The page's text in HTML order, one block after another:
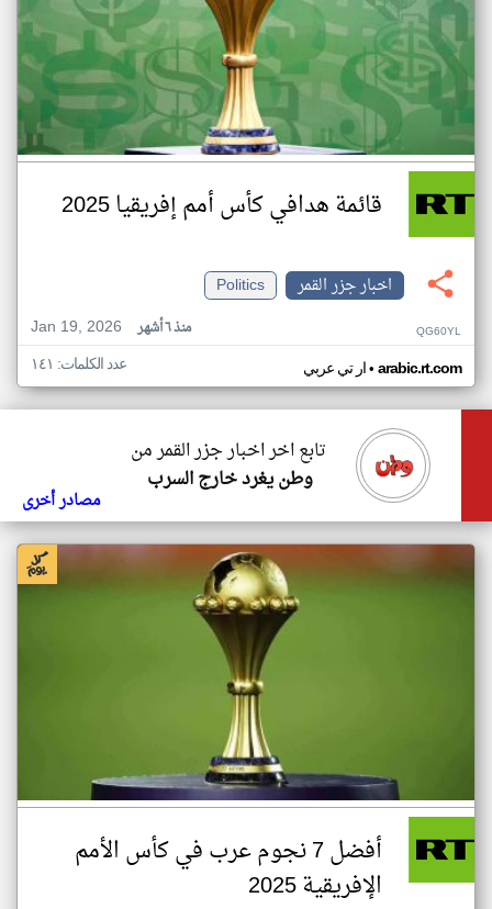
قائمة هدافي كأس أمم إفريقيا 2025
اخبار جزر القمر
Politics
Jan 19, 2026
منذ ٦ أشهر QG60YL
ار تي عربي• arabic.rt.com عدد الكلمات: ١٤١
تابع اخر اخبار جزر القمر من
وطن يغرد خارج السرب
مصادر أخرى
أفضل 7 نجوم عرب في كأس الأمم
الإفريقية 2025